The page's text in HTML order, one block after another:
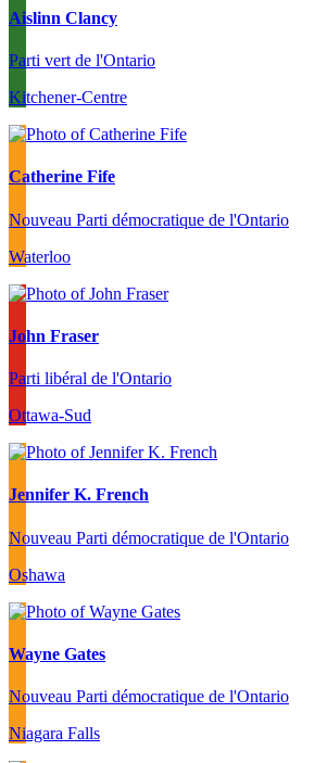
Aislinn Clancy
Parti vert de l'Ontario
Kitchener-Centre
Catherine Fife
Nouveau Parti démocratique de l'Ontario
Waterloo
John Fraser
Parti libéral de l'Ontario
Ottawa-Sud
Jennifer K. French
Nouveau Parti démocratique de l'Ontario
Oshawa
Wayne Gates
Nouveau Parti démocratique de l'Ontario
Niagara Falls